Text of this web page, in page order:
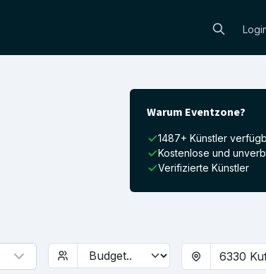
Warum Eventzone?
1487+ Künstler
Kostenlose und
Verifizierte Künstler